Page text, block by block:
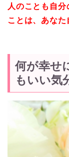
人のことも自
ことは、あなた
何が幸せ
もいい気